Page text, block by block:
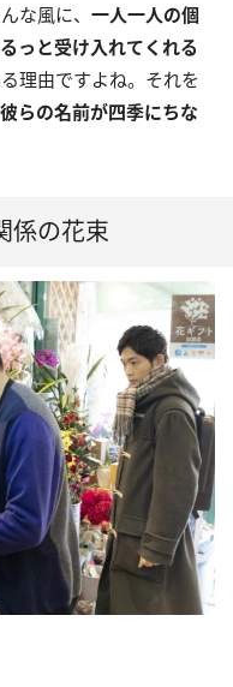
な風に、 一人一人の個
っと受け入れてくれる
理由ですよね。それを
らの名前が四季にちな
係の花束